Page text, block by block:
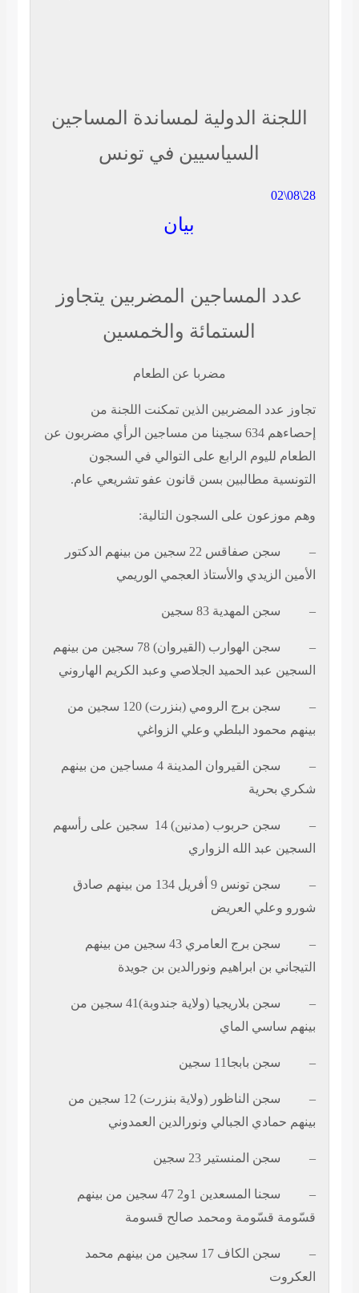
اللجنة الدولية لمساندة المساجين
السياسيين في تونس
28\08\02
بيان
عدد المساجين المضربين يتجاوز
الستمائة والخمسين
مضربا عن الطعام
تجاوز عدد المضربين الذين تمكنت اللجنة من
إحصاءهم 634 سجينا من مساجين الرأي مضربون عن
الطعام لليوم الرابع على التوالي في السجون
التونسية مطالبين بسن قانون عفو تشريعي عام.
وهم موزعون على السجون التالية:
–
سجن صفاقس 22 سجين من بينهم الدكتور
الأمين الزيدي والأستاذ العجمي الوريمي
– سجن المهدية 83 سجين
–
سجن الهوارب (القيروان) 78 سجين من بينهم
السجين عبد الحميد الجلاصي وعبد الكريم الهاروني
–
سجن برج الرومي (بنزرت) 120 سجين من
بينهم محمود البلطي وعلي الزواغي
–
سجن القيروان المدينة 4 مساجين من بينهم
شكري بحرية
– سجن حربوب (مدنين) 14
سجين على رأسهم
السجين عبد الله الزواري
–
سجن تونس 9 أفريل 134 من بينهم صادق
شورو وعلي العريض
–
سجن برج العامري 43 سجين من بينهم
التيجاني بن ابراهيم ونورالدين بن جويدة
–
سجن بلاريجيا (ولاية جندوبة)41 سجين من
بينهم ساسي الماي
– سجن بابجا11 سجين
–
سجن الناظور (ولاية بنزرت) 12 سجين من
بينهم حمادي الجبالي ونورالدين العمدوني
– سجن المنستير 23 سجين
–
سجنا المسعدين 1و2 47 سجين من بينهم
قسّومة قسّومة ومحمد صالح قسومة
–
سجن الكاف 17 سجين من بينهم محمد
العكروت